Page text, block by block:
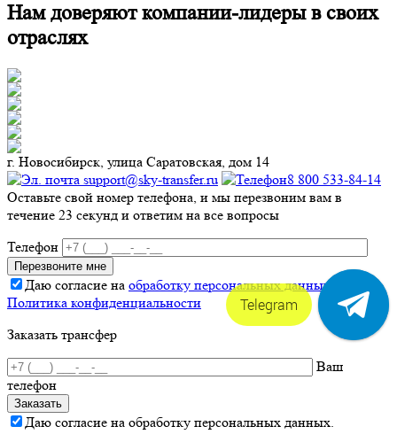
Нам доверяют компании-лидеры в своих
отраслях
г. Новосибирск, улица Саратовская, дом 14
support@sky-transfer.ru
8 800 533-84-14
Оставьте свой номер телефона, и мы перезвоним вам в
течение 23 секунд и ответим на все вопросы
Телефон
Даю согласие на обработку персональных данных
Политика конфиденциальности
Заказать трансфер
Ваш
телефон
Даю согласие на обработку персональных данных.
Telegram